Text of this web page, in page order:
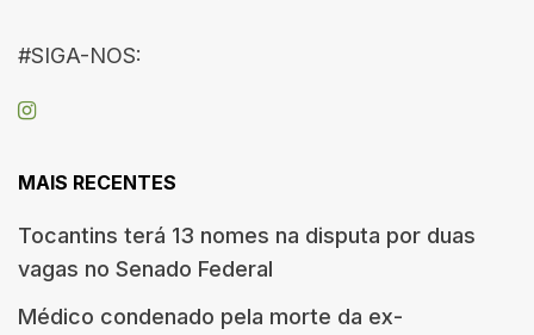
#SIGA-NOS:
MAIS RECENTES
Tocantins terá 13 nomes na disputa por duas
vagas no Senado Federal
Médico condenado pela morte da ex-